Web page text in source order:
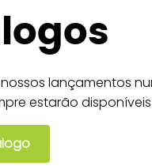
lançamentos
estarão